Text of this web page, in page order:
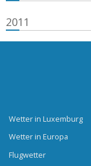
2011
Wetter in Luxemburg
Wetter in Europa
Flugwetter